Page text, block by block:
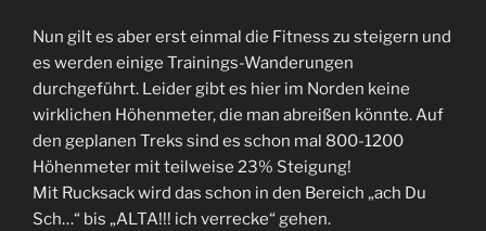
Nun gilt es aber erst einmal die Fitness zu steigern und
es werden einige Trainings-Wanderungen
durchgeführt. Leider gibt es hier im Norden keine
wirklichen Höhenmeter, die man abreißen könnte. Auf
den geplanen Treks sind es schon mal 800-1200
Höhenmeter mit teilweise 23% Steigung!
Mit Rucksack wird das schon in den Bereich „ach Du
Sch…“ bis „ALTA!!! ich verrecke“ gehen.